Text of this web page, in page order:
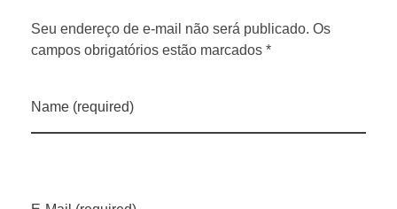
g
r
p
Seu endereço de e-mail não será publicado. Os
campos obrigatórios estão marcados *
Name (required)